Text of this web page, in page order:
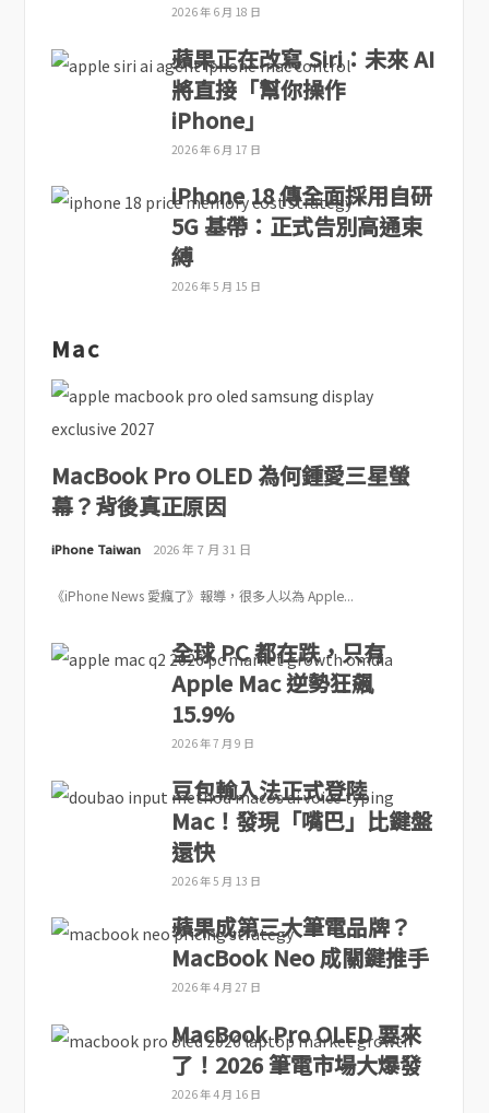
2026 年 6 月 18 日
蘋果正在改寫 Siri：未來 AI
將直接「幫你操作
iPhone」
2026 年 6 月 17 日
iPhone 18 傳全面採用自研
5G 基帶：正式告別高通束
縛
2026 年 5 月 15 日
Mac
MacBook Pro OLED 為何鍾愛三星螢
幕？背後真正原因
iPhone Taiwan 2026 年 7 月 31 日
《iPhone News 愛瘋了》報導，很多人以為 Apple...
全球 PC 都在跌，只有
Apple Mac 逆勢狂飆
15.9%
2026 年 7 月 9 日
豆包輸入法正式登陸
Mac！發現「嘴巴」比鍵盤
還快
2026 年 5 月 13 日
蘋果成第三大筆電品牌？
MacBook Neo 成關鍵推手
2026 年 4 月 27 日
MacBook Pro OLED 要來
了！2026 筆電市場大爆發
2026 年 4 月 16 日